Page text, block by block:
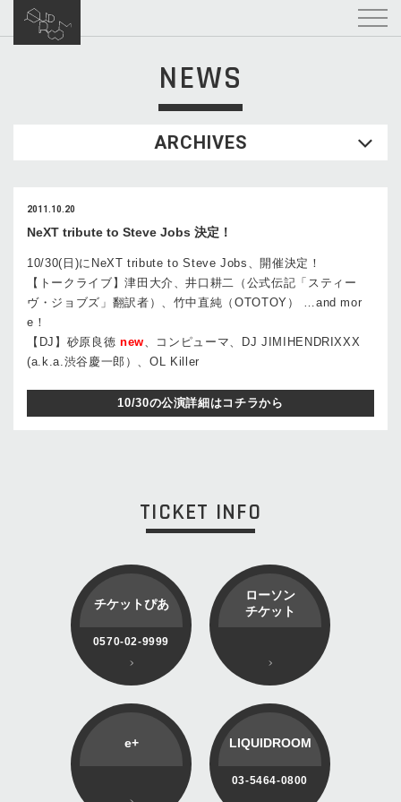
NEWS
ARCHIVES
2011.10.20
NeXT tribute to Steve Jobs 決定！
10/30(日)にNeXT tribute to Steve Jobs、開催決定！
【トークライブ】津田大介、井口耕二（公式伝記「スティー
ヴ・ジョブズ」翻訳者）、竹中直純（OTOTOY） …and mor
e！
【DJ】砂原良徳 new、コンピューマ、DJ JIMIHENDRIXXX
(a.k.a.渋谷慶一郎）、OL Killer
10/30の公演詳細はコチラから
TICKET INFO
チケットぴあ
0570-02-9999
ローソン
チケット
e+ LIQUIDROOM
03-5464-0800